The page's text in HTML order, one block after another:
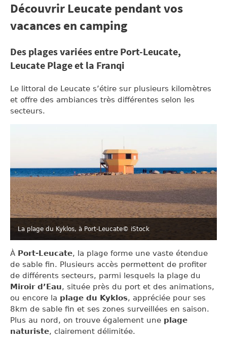
Découvrir Leucate pendant vos
vacances en camping
Des plages variées entre Port-Leucate,
Leucate Plage et la Franqi
Le littoral de Leucate s’étire sur plusieurs kilomètres
et offre des ambiances très différentes selon les
secteurs.
La plage du Kyklos, à Port-Leucate© iStock
À Port-Leucate, la plage forme une vaste étendue
de sable fin. Plusieurs accès permettent de profiter
de différents secteurs, parmi lesquels la plage du
Miroir d’Eau, située près du port et des animations,
ou encore la plage du Kyklos, appréciée pour ses
8km de sable fin et ses zones surveillées en saison.
Plus au nord, on trouve également une plage
naturiste, clairement délimitée.